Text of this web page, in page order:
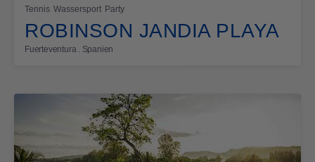
Tennis Wassersport Party
ROBINSON JANDIA PLAYA
Fuerteventura . Spanien